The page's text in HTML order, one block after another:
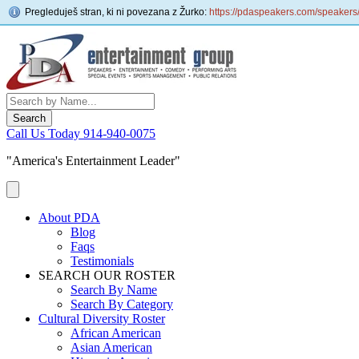
Pregleduješ stran, ki ni povezana z Žurko: https://pdaspeakers.com/